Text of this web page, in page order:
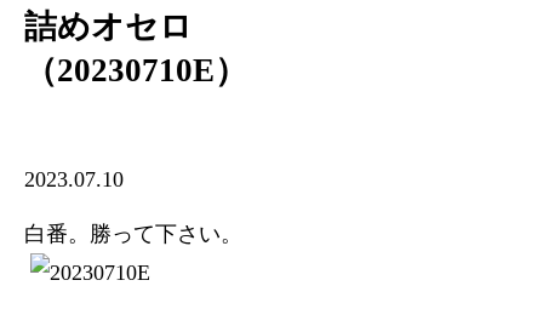
詰めオセロ
（20230710E）
2023.07.10
白番。勝って下さい。